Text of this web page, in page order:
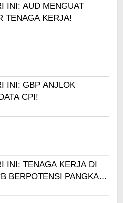
INI: AUD MENGUAT
TENAGA KERJA!
INI: GBP ANJLOK
CPI!
INI: TENAGA KERJA DI
BERPOTENSI PANGKAS